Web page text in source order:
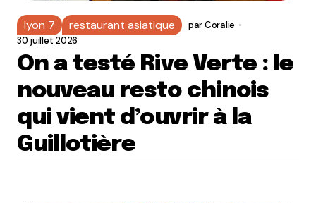
lyon 7 restaurant asiatique parCoralie
30 juillet 2026
On a testé Rive Verte : le
nouveau resto chinois
qui vient d’ouvrir à la
Guillotière